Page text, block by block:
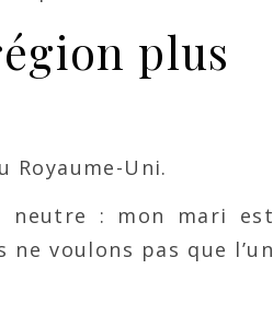
plus
Royaume-Uni.
neutre : mon mari est
voulons pas que l’un